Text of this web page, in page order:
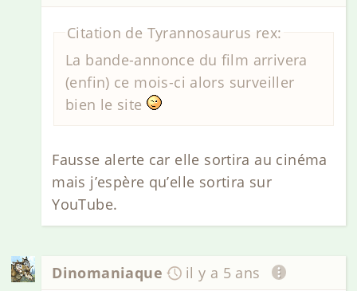
Citation de Tyrannosaurus rex:
La bande-annonce du film arrivera
(enfin) ce mois-ci alors surveiller
bien le site
Fausse alerte car elle sortira au cinéma
mais j’espère qu’elle sortira sur
YouTube.
Dinomaniaque il y a 5 ans